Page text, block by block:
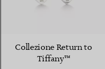
Collezione Return to
Tiffany™